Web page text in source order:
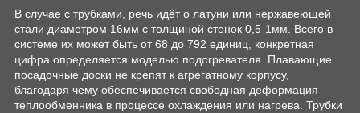
В случае с трубками, речь идёт о латуни или нержавеющей
стали диаметром 16мм с толщиной стенок 0,5-1мм. Всего в
системе их может быть от 68 до 792 единиц, конкретная
цифра определяется моделью подогревателя. Плавающие
посадочные доски не крепят к агрегатному корпусу,
благодаря чему обеспечивается свободная деформация
теплообменника в процессе охлаждения или нагрева. Трубки